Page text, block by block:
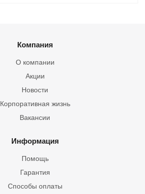
Компания
О компании
Акции
Новости
Корпоративная жизнь
Вакансии
Информация
Помощь
Гарантия
Способы оплаты